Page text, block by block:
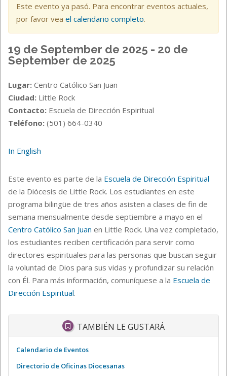
Este evento ya pasó. Para encontrar eventos actuales,
por favor vea el calendario completo.
19 de September de 2025 - 20 de
September de 2025
Lugar: Centro Católico San Juan
Ciudad: Little Rock
Contacto: Escuela de Dirección Espiritual
Teléfono: (501) 664-0340
In English
Este evento es parte de la Escuela de Dirección Espiritual
de la Diócesis de Little Rock. Los estudiantes en este
programa bilingüe de tres años asisten a clases de fin de
semana mensualmente desde septiembre a mayo en el
Centro Católico San Juan en Little Rock. Una vez completado,
los estudiantes reciben certificación para servir como
directores espirituales para las personas que buscan seguir
la voluntad de Dios para sus vidas y profundizar su relación
con Él. Para más información, comuníquese a la Escuela de
Dirección Espiritual.
TAMBIÉN LE GUSTARÁ
Calendario de Eventos
Directorio de Oficinas Diocesanas